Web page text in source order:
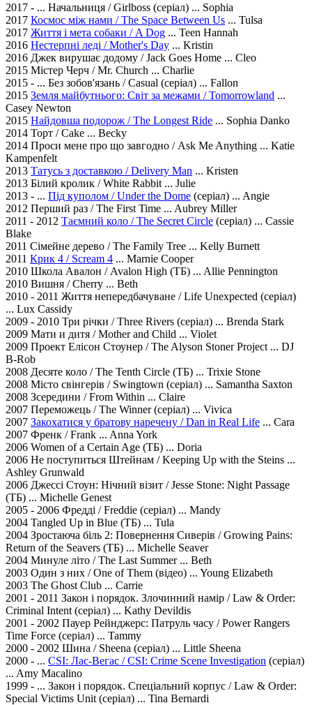
2017 - ... Начальниця / Girlboss (серіал) ... Sophia
2017 Космос між нами / The Space Between Us ... Tulsa
2017 Життя і мета собаки / A Dog ... Teen Hannah
2016 Нестерпні леді / Mother's Day ... Kristin
2016 Джек вирушає додому / Jack Goes Home ... Cleo
2015 Містер Черч / Mr. Church ... Charlie
2015 - ... Без зобов'язань / Casual (серіал) ... Fallon
2015 Земля майбутнього: Світ за межами / Tomorrowland ...
Casey Newton
2015 Найдовша подорож / The Longest Ride ... Sophia Danko
2014 Торт / Cake ... Becky
2014 Проси мене про що завгодно / Ask Me Anything ... Katie
Kampenfelt
2013 Татусь з доставкою / Delivery Man ... Kristen
2013 Білий кролик / White Rabbit ... Julie
2013 - ... Під куполом / Under the Dome (серіал) ... Angie
2012 Перший раз / The First Time ... Aubrey Miller
2011 - 2012 Таємний коло / The Secret Circle (серіал) ... Cassie
Blake
2011 Сімейне дерево / The Family Tree ... Kelly Burnett
2011 Крик 4 / Scream 4 ... Marnie Cooper
2010 Школа Авалон / Avalon High (ТБ) ... Allie Pennington
2010 Вишня / Cherry ... Beth
2010 - 2011 Життя непередбачуване / Life Unexpected (серіал)
... Lux Cassidy
2009 - 2010 Три річки / Three Rivers (серіал) ... Brenda Stark
2009 Мати и дитя / Mother and Child ... Violet
2009 Проект Елісон Стоунер / The Alyson Stoner Project ... DJ
B-Rob
2008 Десяте коло / The Tenth Circle (ТБ) ... Trixie Stone
2008 Місто свінгерів / Swingtown (серіал) ... Samantha Saxton
2008 Зсередини / From Within ... Claire
2007 Переможець / The Winner (серіал) ... Vivica
2007 Закохатися у братову наречену / Dan in Real Life ... Cara
2007 Френк / Frank ... Anna York
2006 Women of a Certain Age (ТБ) ... Doria
2006 Не поступиться Штейнам / Keeping Up with the Steins ...
Ashley Grunwald
2006 Джессі Стоун: Нічний візит / Jesse Stone: Night Passage
(ТБ) ... Michelle Genest
2005 - 2006 Фредді / Freddie (серіал) ... Mandy
2004 Tangled Up in Blue (ТБ) ... Tula
2004 Зростаюча біль 2: Повернення Сиверів / Growing Pains:
Return of the Seavers (ТБ) ... Michelle Seaver
2004 Минуле літо / The Last Summer ... Beth
2003 Один з них / One of Them (відео) ... Young Elizabeth
2003 The Ghost Club ... Carrie
2001 - 2011 Закон і порядок. Злочинний намір / Law & Order:
Criminal Intent (серіал) ... Kathy Devildis
2001 - 2002 Пауер Рейнджерс: Патруль часу / Power Rangers
Time Force (серіал) ... Tammy
2000 - 2002 Шина / Sheena (серіал) ... Little Sheena
2000 - ... CSІ: Лас-Вегас / CSI: Crime Scene Investigation (серіал)
... Amy Macalino
1999 - ... Закон і порядок. Спеціальний корпус / Law & Order:
Special Victims Unit (серіал) ... Tina Bernardi